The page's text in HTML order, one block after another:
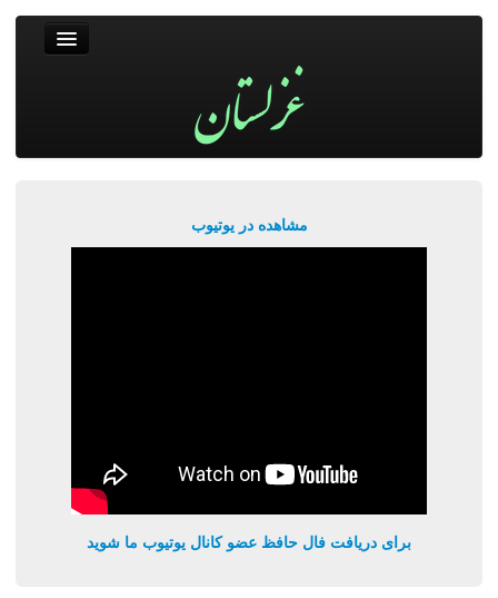
مشاهده در یوتیوب
برای دریافت فال حافظ عضو کانال یوتیوب ما شوید